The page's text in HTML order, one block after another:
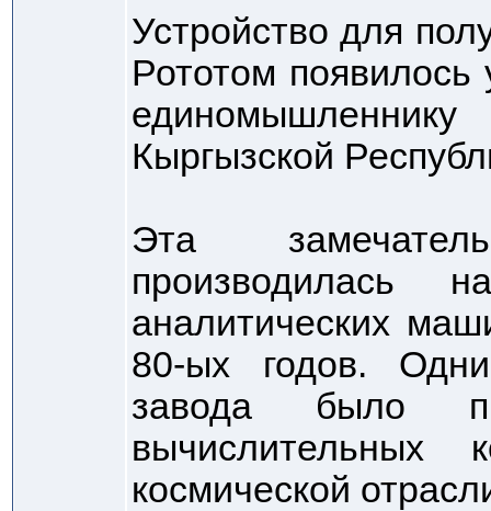
Устройство для
Рототом
Кыргызской
Эта
производилась
аналитических
80-ых годов.
завода было
космической